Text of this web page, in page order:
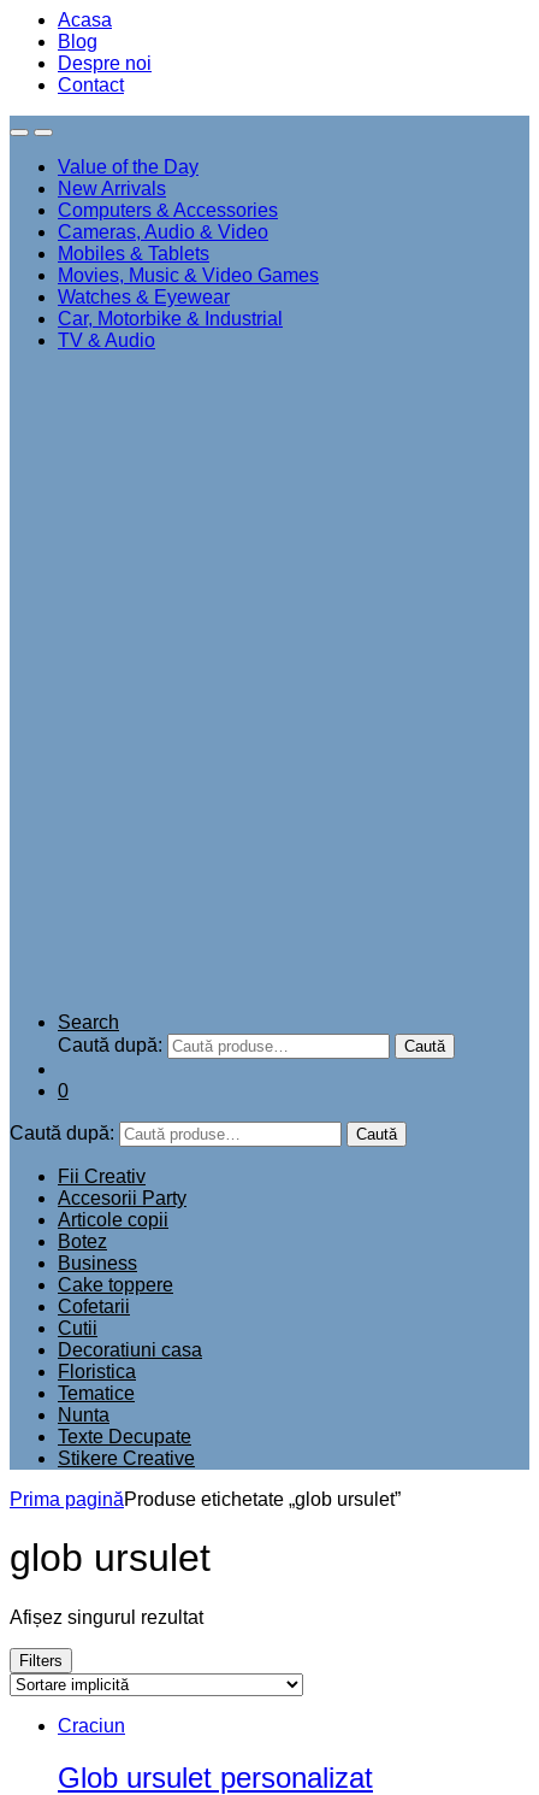
Acasa
Blog
Despre noi
Contact
Value of the Day
New Arrivals
Computers & Accessories
Cameras, Audio & Video
Mobiles & Tablets
Movies, Music & Video Games
Watches & Eyewear
Car, Motorbike & Industrial
TV & Audio
Search
Caută după:
Caută
0
Caută după: Caută
Fii Creativ
Accesorii Party
Articole copii
Botez
Business
Cake toppere
Cofetarii
Cutii
Decoratiuni casa
Floristica
Tematice
Nunta
Texte Decupate
Stikere Creative
Prima paginăProduse etichetate „glob ursulet”
glob ursulet
Afișez singurul rezultat
Filters
Craciun
Glob ursulet personalizat